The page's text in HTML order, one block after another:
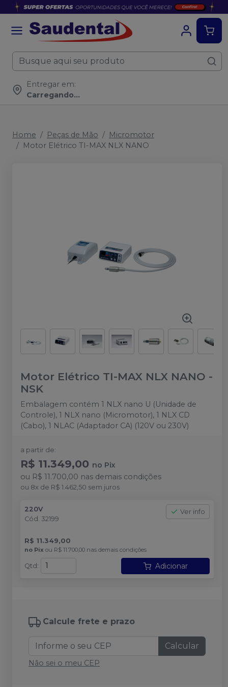
Entregar em:
Carregando...
Home Peças de Mão
Micromotor
Motor Elétrico TI-MAX NLX NANO
Motor Elétrico TI-MAX NLX NANO -
NSK
Embalagem contém 1 NLX nano U (Unidade de
Controle), 1 NLX nano (Micromotor), 1 NLX CD
(Cabo), 1 NLAC (Adaptador CA) (120V ou 230V)
a partir de:
R$ 11.349,00 no Pix
ou R$ 11.700,00 nas demais condições
ou 8x de R$ 1.462,50 sem juros
220V
Cód. 32199
Ver info
R$ 11.349,00
no Pix ou R$ 11.700,00 nas demais condições
Qtd : Adicionar
Calcule frete e prazo
Calcular
Não sei o meu CEP